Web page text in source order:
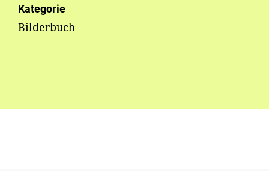
Kategorie
Bilderbuch